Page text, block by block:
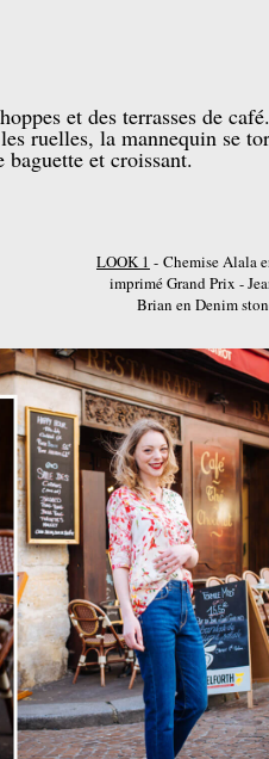
et des terrasses de café.
ruelles, la mannequin se
baguette et croissant.
LOOK 1 - Chemise Alala
imprimé Grand Prix -
Brian en Denim